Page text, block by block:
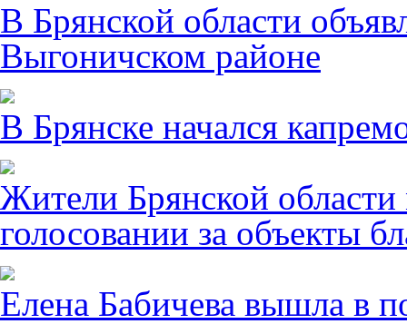
В Брянской области
Выгоничском районе
В Брянске начался
Жители Брянской области
голосовании за объекты
Елена Бабичева вышла в